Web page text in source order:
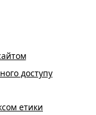
доступу
етики